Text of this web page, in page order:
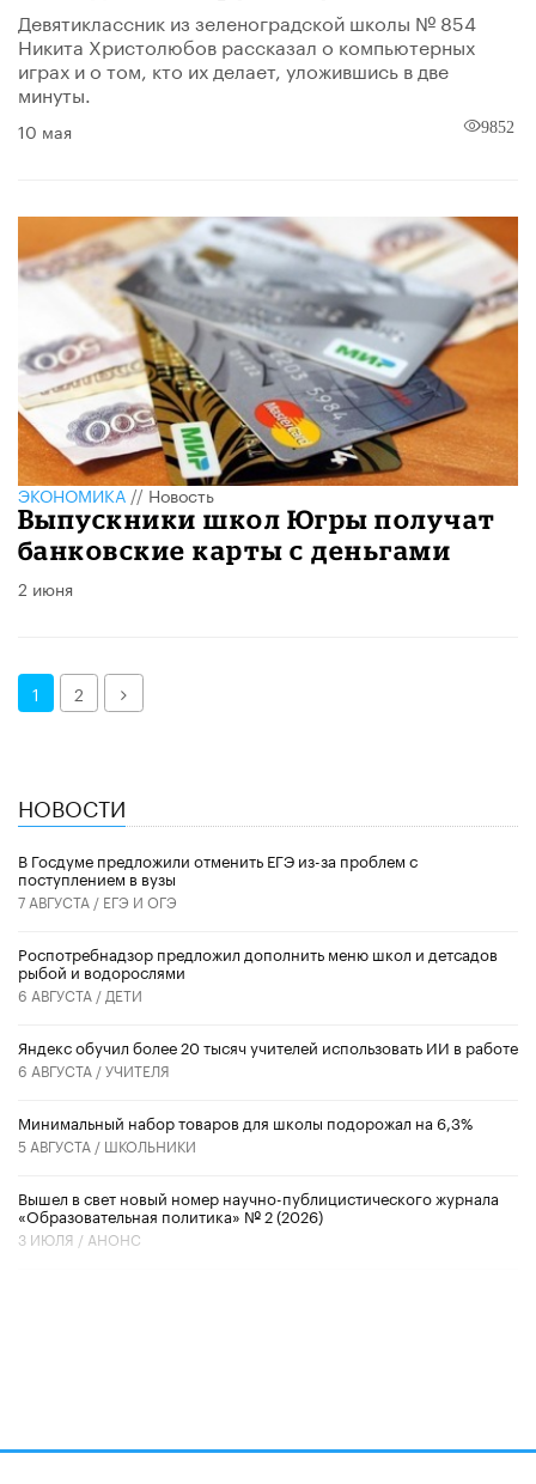
Девятиклассник из зеленоградской школы № 854
Никита Христолюбов рассказал о компьютерных
играх и о том, кто их делает, уложившись в две
минуты.
10 мая 9852
ЭКОНОМИКА//Новость
Выпускники школ Югры получат
банковские карты с деньгами
2 июня
1 2 Далее
НОВОСТИ
В Госдуме предложили отменить ЕГЭ из-за проблем с
поступлением в вузы
7 АВГУСТА / ЕГЭ И ОГЭ
Роспотребнадзор предложил дополнить меню школ и детсадов
рыбой и водорослями
6 АВГУСТА / ДЕТИ
​Яндекс обучил более 20 тысяч учителей использовать ИИ в работе
6 АВГУСТА /УЧИТЕЛЯ
Минимальный набор товаров для школы подорожал на 6,3%
5 АВГУСТА / ШКОЛЬНИКИ
Вышел в свет новый номер научно-публицистического журнала
«Образовательная политика» № 2 (2026)
3 ИЮЛЯ / АНОНС